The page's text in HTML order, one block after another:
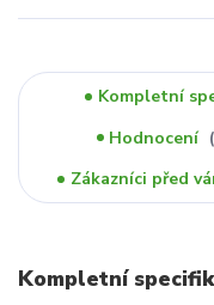
Kompletní
Hodnocení
Zákazníci před
Kompletní